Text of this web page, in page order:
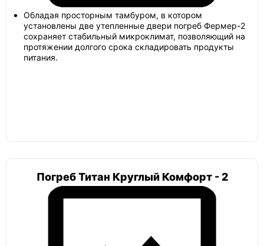
Обладая просторным тамбуром, в котором
установлены две утепленные двери погреб Фермер-2
сохраняет стабильный микроклимат, позволяющий на
протяжении долгого срока складировать продукты
питания.
Погреб Титан Круглый Комфорт - 2